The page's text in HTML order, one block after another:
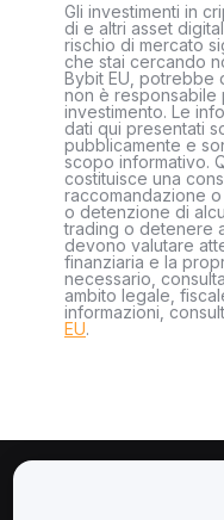
Gli investimenti in
di e altri asset
rischio di mercato
che stai cercando
Bybit EU, potrebbe
non è responsabile
investimento. Le
dati qui presentati
pubblicamente e
scopo informativo.
costituisce una
raccomandazione
o detenzione di
trading o detenere
devono valutare
finanziaria e la
necessario,
ambito legale,
informazioni,
EU.